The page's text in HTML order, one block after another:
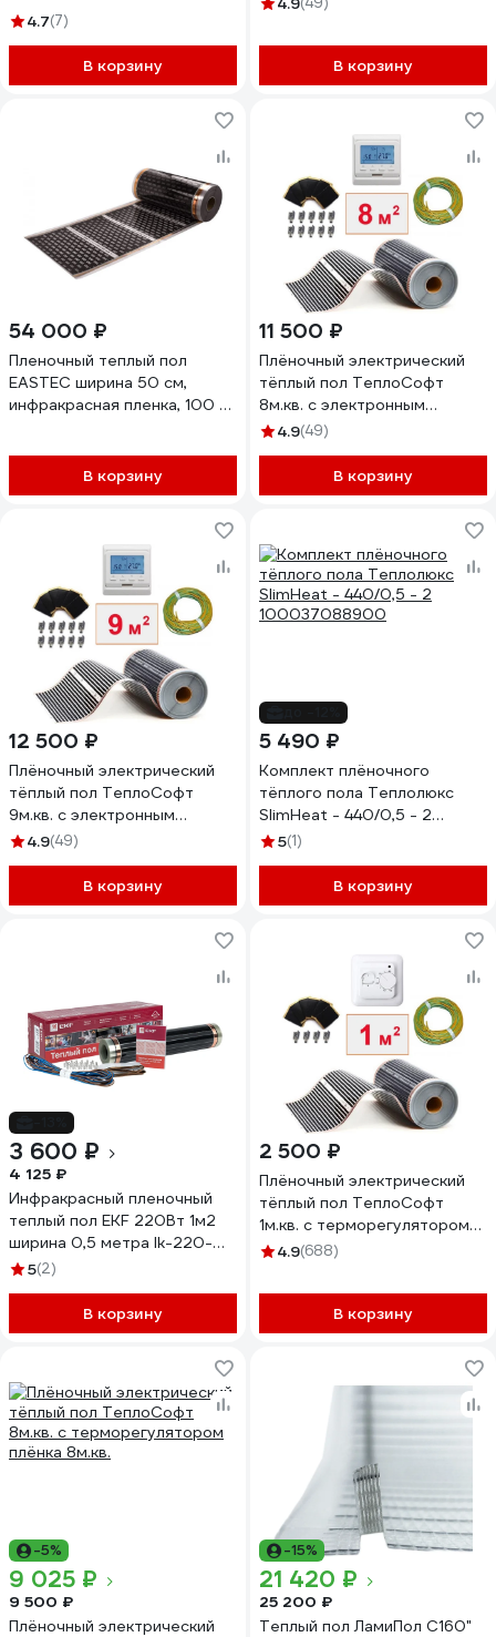
4.7(7)
В корзину В корзину
54 000 ₽
Пленочный теплый пол
EASTEC ширина 50 см,
инфракрасная пленка, 100 м
В корзину
11 500 ₽
Плёночный электрический
тёплый пол ТеплоСофт
8м.кв. с электронным
терморегулятором плёнка
4.9(49)
В корзину
12 500 ₽
Плёночный электрический
тёплый пол ТеплоСофт
9м.кв. с электронным
терморегулятором плёнка
4.9(49)
В корзину
5 490 ₽
Комплект плёночного
тёплого пола Теплолюкс
SlimHeat - 440/0,5 - 2
100037088900
5(1)
В корзину
3 600 ₽
4 125 ₽
Инфракрасный пленочный
теплый пол EKF 220Вт 1м2
ширина 0,5 метра Ik-220-
220/0,5-1
5(2)
В корзину
2 500 ₽
Плёночный электрический
тёплый пол ТеплоСофт
1м.кв. с терморегулятором
плёнка 1м.кв.
4.9(688)
В корзину
-5%
9 025 ₽
9 500 ₽
Плёночный электрический
-15%
21 420 ₽
25 200 ₽
Теплый пол ЛамиПол C160"